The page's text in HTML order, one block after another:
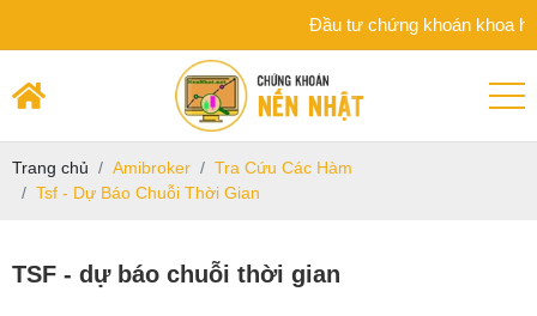
Đầu tư chứng khoán khoa học
Trang chủ Amibroker
Tra Cứu Các Hàm
Tsf - Dự Báo Chuỗi Thời Gian
TSF - dự báo chuỗi thời gian